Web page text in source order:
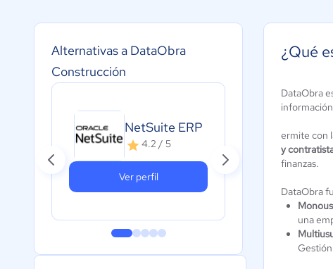
Alternativas a DataObra
Construcción
NetSuite ERP
4.2 / 5
Ver perfil
Aún
¿Qué
DataObra
ermite con
y
finanzas.
DataObra
una